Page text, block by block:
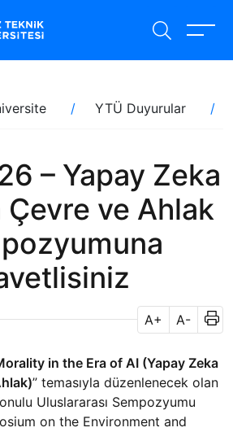
YTÜ Duyurular
– Yapay Zeka
Çevre ve Ahlak
A+ A-
in the Era of AI (Yapay Zeka
” temasıyla düzenlenecek olan
Uluslararası Sempozyumu
on the Environment and